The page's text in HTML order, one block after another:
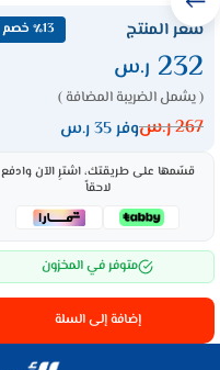
سعر المنتج ٪13 خصم
232 ر.س
( يشمل الضريبة المضافة )
267ر.سوفر 35 ر.س
قسّمها على طريقتك، اشترِ الآن وادفع
لاحقاً
متوفر في المخزون
إضافة إلى السلة